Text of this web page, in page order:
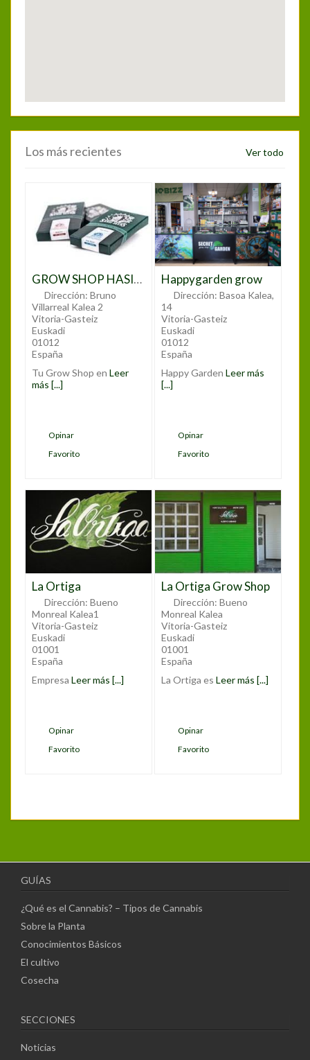
Los más recientes Ver todo
GROW SHOP HASIAK
Dirección: Bruno
Villarreal Kalea 2
Vitoria-Gasteiz
Euskadi
01012
España
Tu Grow Shop enLeer
más [...]
Opinar
Favorito
Happygarden grow
Dirección: Basoa Kalea,
14
Vitoria-Gasteiz
Euskadi
01012
España
Happy GardenLeer más
[...]
Opinar
Favorito
La Ortiga
Dirección: Bueno
Monreal Kalea1
Vitoria-Gasteiz
Euskadi
01001
España
EmpresaLeer más [...]
Opinar
Favorito
La Ortiga Grow Shop
Dirección: Bueno
Monreal Kalea
Vitoria-Gasteiz
Euskadi
01001
España
La Ortiga esLeer más [...]
Opinar
Favorito
GUÍAS
¿Qué es el Cannabis? – Tipos de Cannabis
Sobre la Planta
Conocimientos Básicos
El cultivo
Cosecha
SECCIONES
Noticias